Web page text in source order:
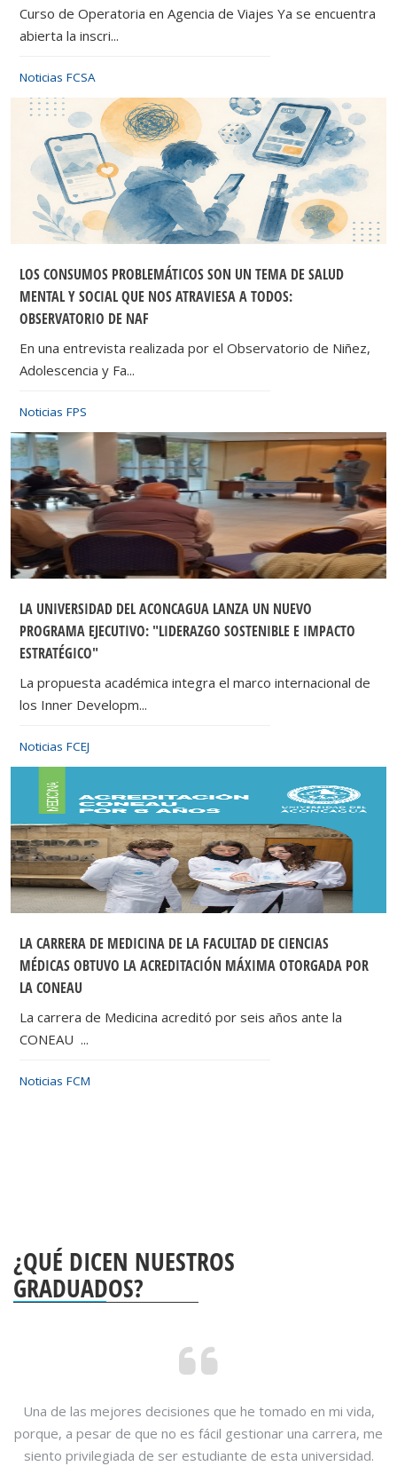
Noticias FCSA
Curso de Operatoria en Agencia de Viajes Ya se encuentra
abierta la inscri...
LOS CONSUMOS PROBLEMÁTICOS SON UN TEMA DE SALUD
MENTAL Y SOCIAL QUE NOS ATRAVIESA A TODOS:
OBSERVATORIO DE NAF
Noticias FPS
En una entrevista realizada por el Observatorio de Niñez,
Adolescencia y Fa...
LA UNIVERSIDAD DEL ACONCAGUA LANZA UN NUEVO
PROGRAMA EJECUTIVO: "LIDERAZGO SOSTENIBLE E IMPACTO
ESTRATÉGICO"
Noticias FCEJ
La propuesta académica integra el marco internacional de
los Inner Developm...
LA CARRERA DE MEDICINA DE LA FACULTAD DE CIENCIAS
MÉDICAS OBTUVO LA ACREDITACIÓN MÁXIMA OTORGADA POR
LA CONEAU
Noticias FCM
La carrera de Medicina acreditó por seis años ante la
CONEAU ...
¿QUÉ DICEN NUESTROS
GRADUADOS?
Una de las mejores decisiones que he tomado en mi vida,
porque, a pesar de que no es fácil gestionar una carrera, me
siento privilegiada de ser estudiante de esta universidad.